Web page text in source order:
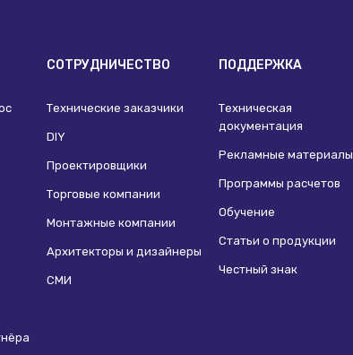
СОТРУДНИЧЕСТВО
Технические заказчики
DIY
Проектировщики
Торговые компании
Монтажные компании
Архитекторы и дизайнеры
СМИ
ПОДДЕРЖКА
Техническая
документация
Рекламные материалы
Программы расчетов
Обучение
Статьи о продукции
Честный знак